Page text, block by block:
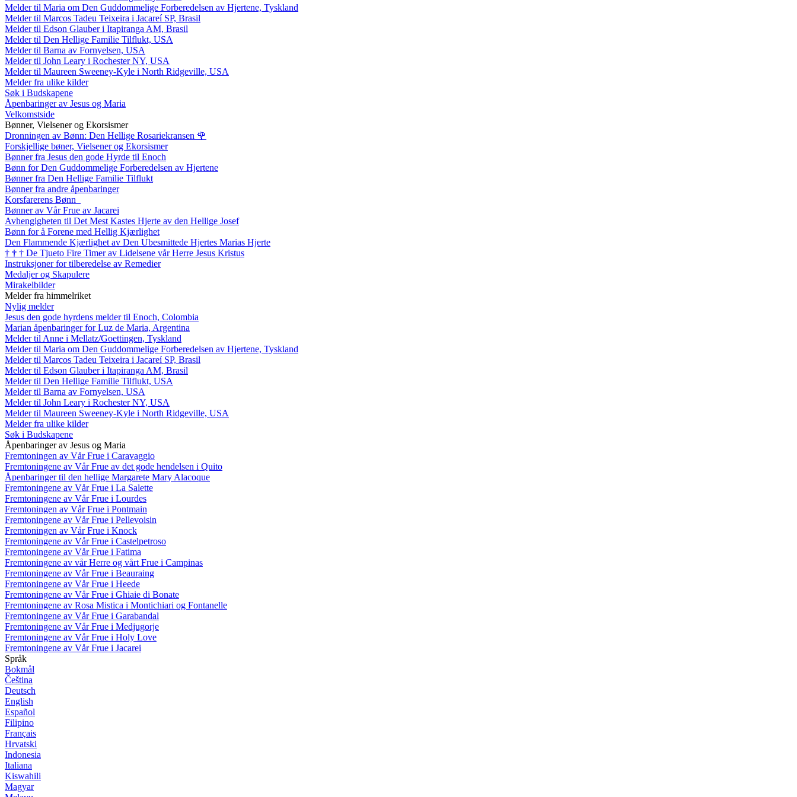
Melder til Maria om Den Guddommelige Forberedelsen av Hjertene, Tyskland
Melder til Marcos Tadeu Teixeira i Jacareí SP, Brasil
Melder til Edson Glauber i Itapiranga AM, Brasil
Melder til Den Hellige Familie Tilflukt, USA
Melder til Barna av Fornyelsen, USA
Melder til John Leary i Rochester NY, USA
Melder til Maureen Sweeney-Kyle i North Ridgeville, USA
Melder fra ulike kilder
Søk i Budskapene
Åpenbaringer av Jesus og Maria
Velkomstside
Bønner, Vielsener og Ekorsismer
Dronningen av Bønn: Den Hellige Rosariekransen 🌹
Forskjellige bøner, Vielsener og Ekorsismer
Bønner fra Jesus den gode Hyrde til Enoch
Bønn for Den Guddommelige Forberedelsen av Hjertene
Bønner fra Den Hellige Familie Tilflukt
Bønner fra andre åpenbaringer
Korsfarerens Bønn
Bønner av Vår Frue av Jacarei
Avhengigheten til Det Mest Kastes Hjerte av den Hellige Josef
Bønn for å Forene med Hellig Kjærlighet
Den Flammende Kjærlighet av Den Ubesmittede Hjertes Marias Hjerte
† † † De Tjueto Fire Timer av Lidelsene vår Herre Jesus Kristus
Instruksjoner for tilberedelse av Remedier
Medaljer og Skapulere
Mirakelbilder
Melder fra himmelriket
Nylig melder
Jesus den gode hyrdens melder til Enoch, Colombia
Marian åpenbaringer for Luz de Maria, Argentina
Melder til Anne i Mellatz/Goettingen, Tyskland
Melder til Maria om Den Guddommelige Forberedelsen av Hjertene, Tyskland
Melder til Marcos Tadeu Teixeira i Jacareí SP, Brasil
Melder til Edson Glauber i Itapiranga AM, Brasil
Melder til Den Hellige Familie Tilflukt, USA
Melder til Barna av Fornyelsen, USA
Melder til John Leary i Rochester NY, USA
Melder til Maureen Sweeney-Kyle i North Ridgeville, USA
Melder fra ulike kilder
Søk i Budskapene
Åpenbaringer av Jesus og Maria
Fremtoningen av Vår Frue i Caravaggio
Fremtoningene av Vår Frue av det gode hendelsen i Quito
Åpenbaringer til den hellige Margarete Mary Alacoque
Fremtoningene av Vår Frue i La Salette
Fremtoningene av Vår Frue i Lourdes
Fremtoningen av Vår Frue i Pontmain
Fremtoningene av Vår Frue i Pellevoisin
Fremtoningen av Vår Frue i Knock
Fremtoningene av Vår Frue i Castelpetroso
Fremtoningene av Vår Frue i Fatima
Fremtoningene av vår Herre og vårt Frue i Campinas
Fremtoningene av Vår Frue i Beauraing
Fremtoningene av Vår Frue i Heede
Fremtoningene av Vår Frue i Ghiaie di Bonate
Fremtoningene av Rosa Mistica i Montichiari og Fontanelle
Fremtoningene av Vår Frue i Garabandal
Fremtoningene av Vår Frue i Medjugorje
Fremtoningene av Vår Frue i Holy Love
Fremtoningene av Vår Frue i Jacarei
Språk
Bokmål
Čeština
Deutsch
English
Español
Filipino
Français
Hrvatski
Indonesia
Italiana
Kiswahili
Magyar